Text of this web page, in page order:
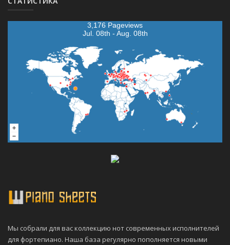
3,176 Pageviews
Jul. 08th - Aug. 08th
Мы собрали для вас коллекцию нот современных исполнителей
для фортепиано. Наша база регулярно пополняется новыми